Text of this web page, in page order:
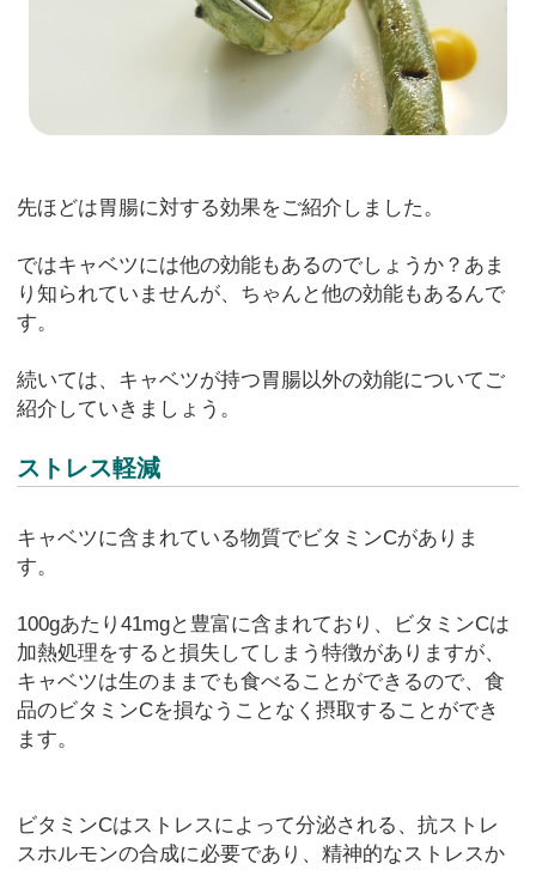
先ほどは胃腸に対する効果をご紹介しました。
ではキャベツには他の効能もあるのでしょうか？あま
り知られていませんが、ちゃんと他の効能もあるんで
す。
続いては、キャベツが持つ胃腸以外の効能についてご
紹介していきましょう。
ストレス軽減
キャベツに含まれている物質でビタミンCがありま
す。
100gあたり41mgと豊富に含まれており、ビタミンCは
加熱処理をすると損失してしまう特徴がありますが、
キャベツは生のままでも食べることができるので、食
品のビタミンCを損なうことなく摂取することができ
ます。
ビタミンCはストレスによって分泌される、抗ストレ
スホルモンの合成に必要であり、精神的なストレスか